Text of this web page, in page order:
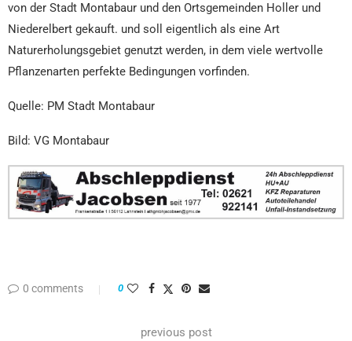
von der Stadt Montabaur und den Ortsgemeinden Holler und
Niederelbert gekauft. und soll eigentlich als eine Art
Naturerholungsgebiet genutzt werden, in dem viele wertvolle
Pflanzenarten perfekte Bedingungen vorfinden.
Quelle: PM Stadt Montabaur
Bild: VG Montabaur
0 comments 0
previous post